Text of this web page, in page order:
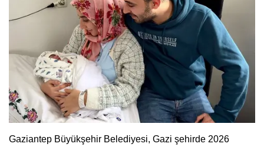
Gaziantep Büyükşehir Belediyesi, Gazi şehirde 2026